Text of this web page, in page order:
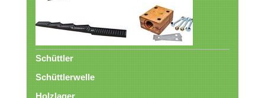
Schüttler
Schüttlerwelle